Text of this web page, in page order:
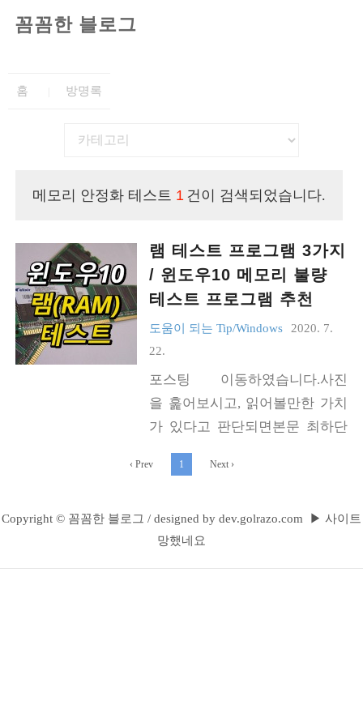
꼼꼼한 블로그
홈 방명록
메모리 안정화 테스트 1 건이 검색되었습니다.
램 테스트 프로그램 3가지
/ 윈도우10 메모리 불량
테스트 프로그램 추천
도움이 되는 Tip/Windows
2020. 7.
22.
포스팅 이동하였습니다.사진
을 훑어보시고, 읽어볼만한 가치
가 있다고 판단되면본문 최하단
의 링크 주소로 옮겨가서 봐주세
요.감사합니다. https://www.sob
10-메모리불량-확인/
‹ Prev 1 Next ›
Copyright © 꼼꼼한 블로그 / designed by dev.golrazo.com